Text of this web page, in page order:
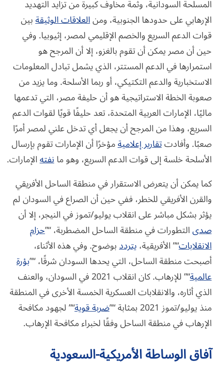
المسلحة السودانية، وثمة مخاوف كبيرة من تزايد التهديد
الإرهابي على حدودها الجنوبية، ومنالعلاقات الوثيقةبين
قوات الدعم السريع والخصم الإقليمي لمصر، إثيوبيا. وفي
حين أن مصر يمكن أن تقوم بالغزو، إلا أن المرجح هو
استمرارها في الدعم المستتر، الذي يشمل تبادل المعلومات
الاستخبارية والدعم التكتيكي، أو ربما الأسلحة. وما يزيد من
صعوبة الخطة الاستراتيجية هو أن حليفة مصر، التي تدعمها
ماليًا، الإمارات العربية المتحدة، تعد حليفًا قويًا لقوات الدعم
السريع، وهذا من المرجح أن يجعل أي تدخل علني لمصر أمرًا
صعبًا. وأفادتتقارير إعلاميةمؤخرًا أن الإمارات تقوم بإرسال
الأسلحة خلسة إلى قوات الدعم السريع، وهو مانفتهالإمارات.
كما يمكن أن يتعرض الاستقرار في منطقة الساحل الأفريقي
والقرن الأفريقي للخطر، ففي حين أن الصراع في السودان لم
يؤثر بشكل مباشر على انقلاب يوليو/تموز في النيجر، إلا أن
صدىالتطورات في منطقة الساحل المضطربة، “”حزام
الانقلابات“” الأفريقية،يترددبوضوح. وفي هذه الأثناء،
أصبحت منطقة الساحل، التي يحدها السودان شرقًا، “”بؤرة
عالمية
“” للإرهاب. كان انقلاب 2021 في السودان، والعنف
الذي أثاره، والانقلابات العسكرية الخمسة الأخرى في المنطقة
منذ يوليو/تموز 2021 بمثابة “”
ضربة قوية“” لجهود مكافحة
الإرهاب في منطقة الساحل وفقًا لخبراء مكافحة الإرهاب.
آفاق الوساطة الأمريكية-السعودية